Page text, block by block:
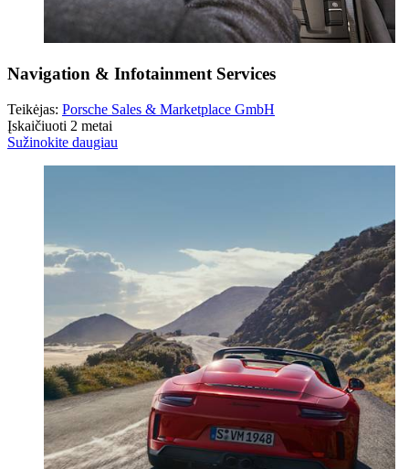
Navigation & Infotainment Services
Teikėjas: Porsche Sales & Marketplace GmbH
Įskaičiuoti 2 metai
Sužinokite daugiau